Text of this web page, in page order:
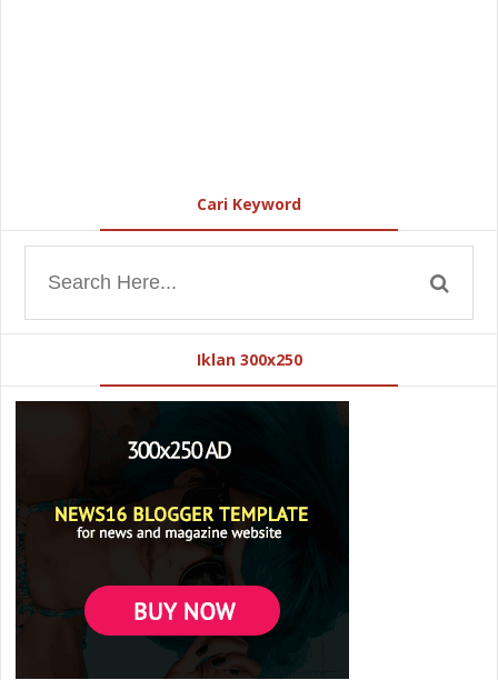
Cari Keyword
Iklan 300x250